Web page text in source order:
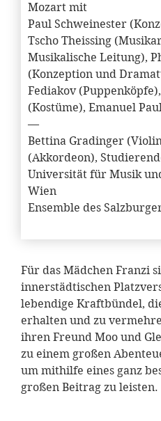
Mozart mit
Paul Schweinester
Tscho Theissing
Musikalische Leitung),
(Konzeption und
Fediakov
(Kostüme), Emanuel
—
Bettina Gradinger
(Akkordeon),
Universität für Musik
Wien
Ensemble des
Für das Mädchen Franzi
innerstädtischen
lebendige Kraftbündel,
erhalten und zu
ihren Freund Moo und
zu einem großen
um mithilfe eines ganz
großen Beitrag zu leisten.